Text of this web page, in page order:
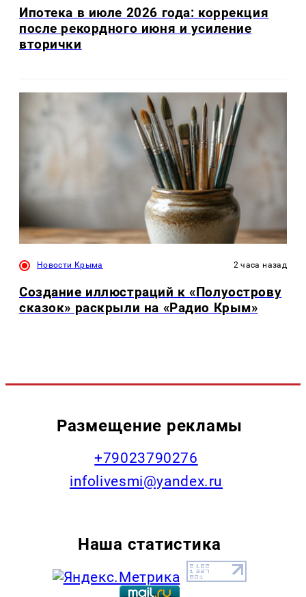
Ипотека в июле 2026 года: коррекция
после рекордного июня и усиление
вторички
Новости Крыма 2 часа назад
Создание иллюстраций к «Полуострову
сказок» раскрыли на «Радио Крым»
Размещение рекламы
+79023790276
infolivesmi@yandex.ru
Наша статистика